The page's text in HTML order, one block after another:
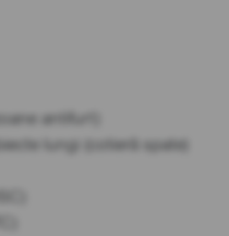
antifurt)
lungi (cotieră spate)